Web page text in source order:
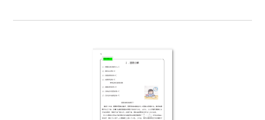
習する計算分野の視覚化が可能で，少しは